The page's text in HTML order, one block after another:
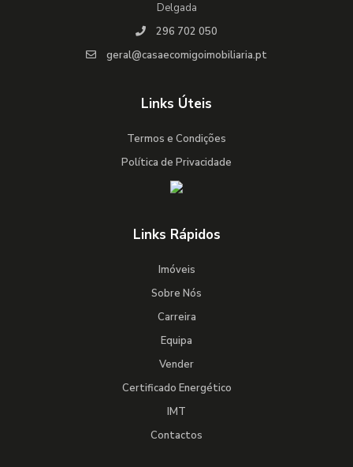
Delgada
296 702 050
geral@casaecomigoimobiliaria.pt
Links Úteis
Termos e Condições
Política de Privacidade
Links Rápidos
Imóveis
Sobre Nós
Carreira
Equipa
Vender
Certificado Energético
IMT
Contactos